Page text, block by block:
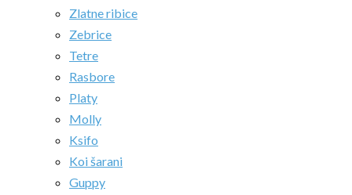
Zlatne ribice
Zebrice
Tetre
Rasbore
Platy
Molly
Ksifo
Koi šarani
Guppy